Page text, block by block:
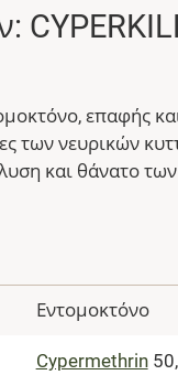
επαφής
των νευρικών
και θάνατο
Εντομοκτόνο
Cypermethrin